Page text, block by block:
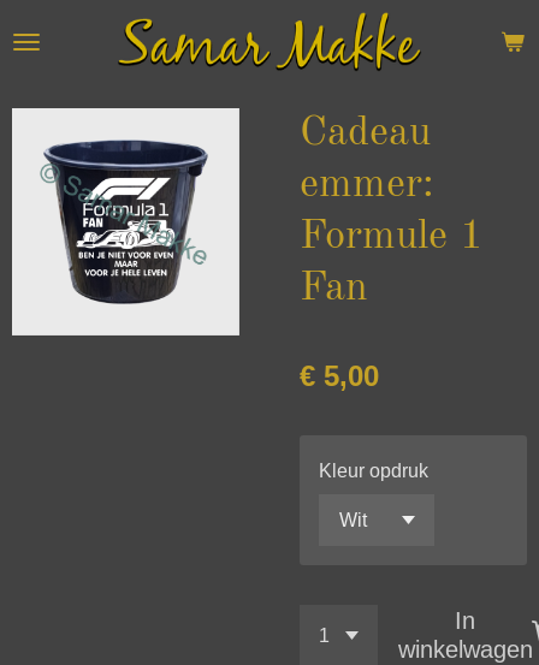
direct
de
hoofdinhoud
Cadeau
emmer:
Formule 1
Fan
€ 5,00
Kleur opdruk
In
winkelwagen